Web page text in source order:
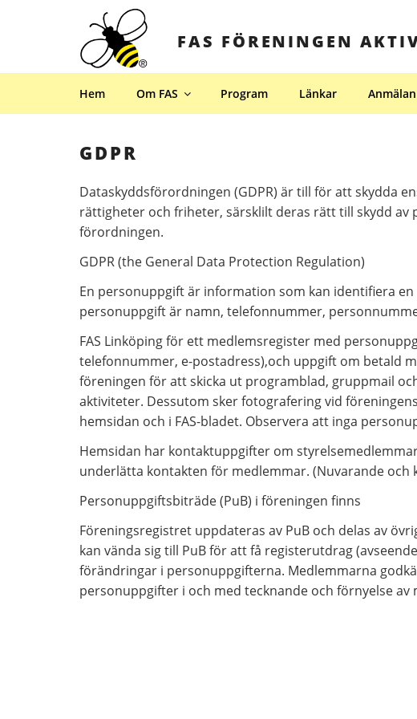
FAS FÖRENINGEN
Hem Om FAS Program Länkar Anmälan
GDPR
Dataskyddsförordningen (GDPR) är till för att skydda
rättigheter och friheter, särsklilt deras rätt till skydd av
förordningen.
GDPR (the General Data Protection Regulation)
En personuppgift är information som kan identifiera
personuppgift är namn, telefonnummer,
FAS Linköping för ett medlemsregister med
telefonnummer, e-postadress),och uppgift om betald
föreningen för att skicka ut programblad, gruppmail
aktiviteter. Dessutom sker fotografering vid
hemsidan och i FAS-bladet. Observera att inga
Hemsidan har kontaktuppgifter om
underlätta kontakten för medlemmar. (Nuvarande och
Personuppgiftsbiträde (PuB) i föreningen finns
Föreningsregistret uppdateras av PuB och delas av
kan vända sig till PuB för att få registerutdrag
förändringar i personuppgifterna. Medlemmarna
personuppgifter i och med tecknande och förnyelse av